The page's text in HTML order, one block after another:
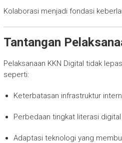
Kolaborasi menjadi fondasi
Tantangan
Pelaksanaan KKN Digital tidak
seperti:
Keterbatasan infrastruktur
Perbedaan tingkat literasi
Adaptasi teknologi yang